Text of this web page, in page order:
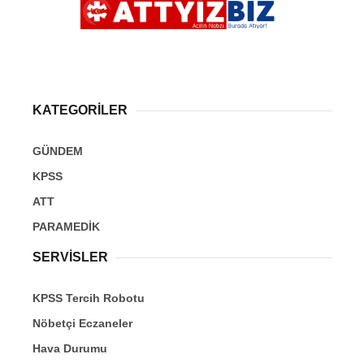
KATEGORİLER
GÜNDEM
KPSS
ATT
PARAMEDİK
SERVİSLER
KPSS Tercih Robotu
Nöbetçi Eczaneler
Hava Durumu